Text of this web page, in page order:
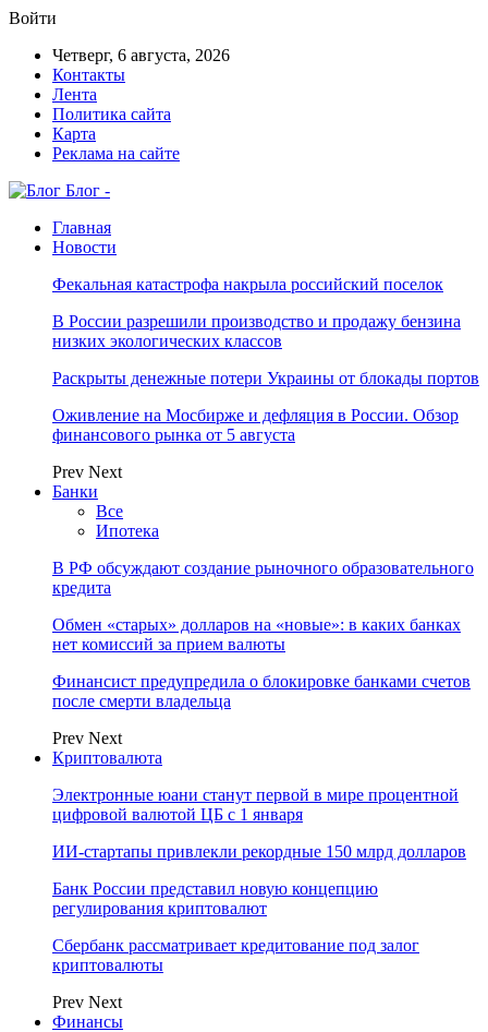
Войти
Четверг, 6 августа, 2026
Контакты
Лента
Политика сайта
Карта
Реклама на сайте
Блог -
Главная
Новости
Фекальная катастрофа накрыла российский поселок
В России разрешили производство и продажу бензина
низких экологических классов
Раскрыты денежные потери Украины от блокады портов
Оживление на Мосбирже и дефляция в России. Обзор
финансового рынка от 5 августа
Prev Next
Банки
Все
Ипотека
В РФ обсуждают создание рыночного образовательного
кредита
Обмен «старых» долларов на «новые»: в каких банках
нет комиссий за прием валюты
Финансист предупредила о блокировке банками счетов
после смерти владельца
Prev Next
Криптовалюта
Электронные юани станут первой в мире процентной
цифровой валютой ЦБ с 1 января
ИИ-стартапы привлекли рекордные 150 млрд долларов
Банк России представил новую концепцию
регулирования криптовалют
Сбербанк рассматривает кредитование под залог
криптовалюты
Prev Next
Финансы